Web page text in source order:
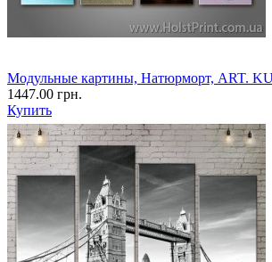
Модульные картины, Натюрморт, ART.
1447.00 грн.
Купить